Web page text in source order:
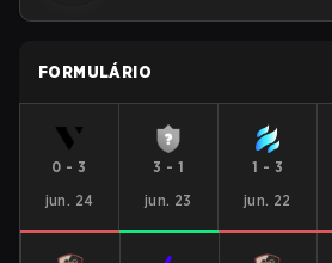
FORMULÁRIO
0 - 3
jun. 24
3 - 1
jun. 23
1 - 3
jun. 22